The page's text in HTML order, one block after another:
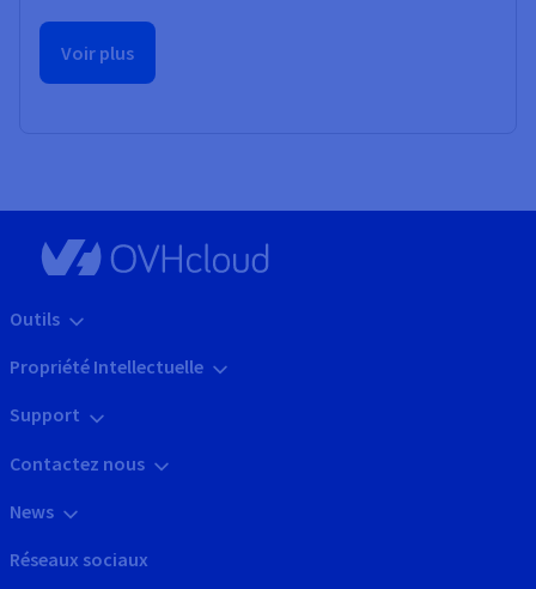
Voir plus
Outils
Propriété Intellectuelle
Support
Contactez nous
News
Réseaux sociaux